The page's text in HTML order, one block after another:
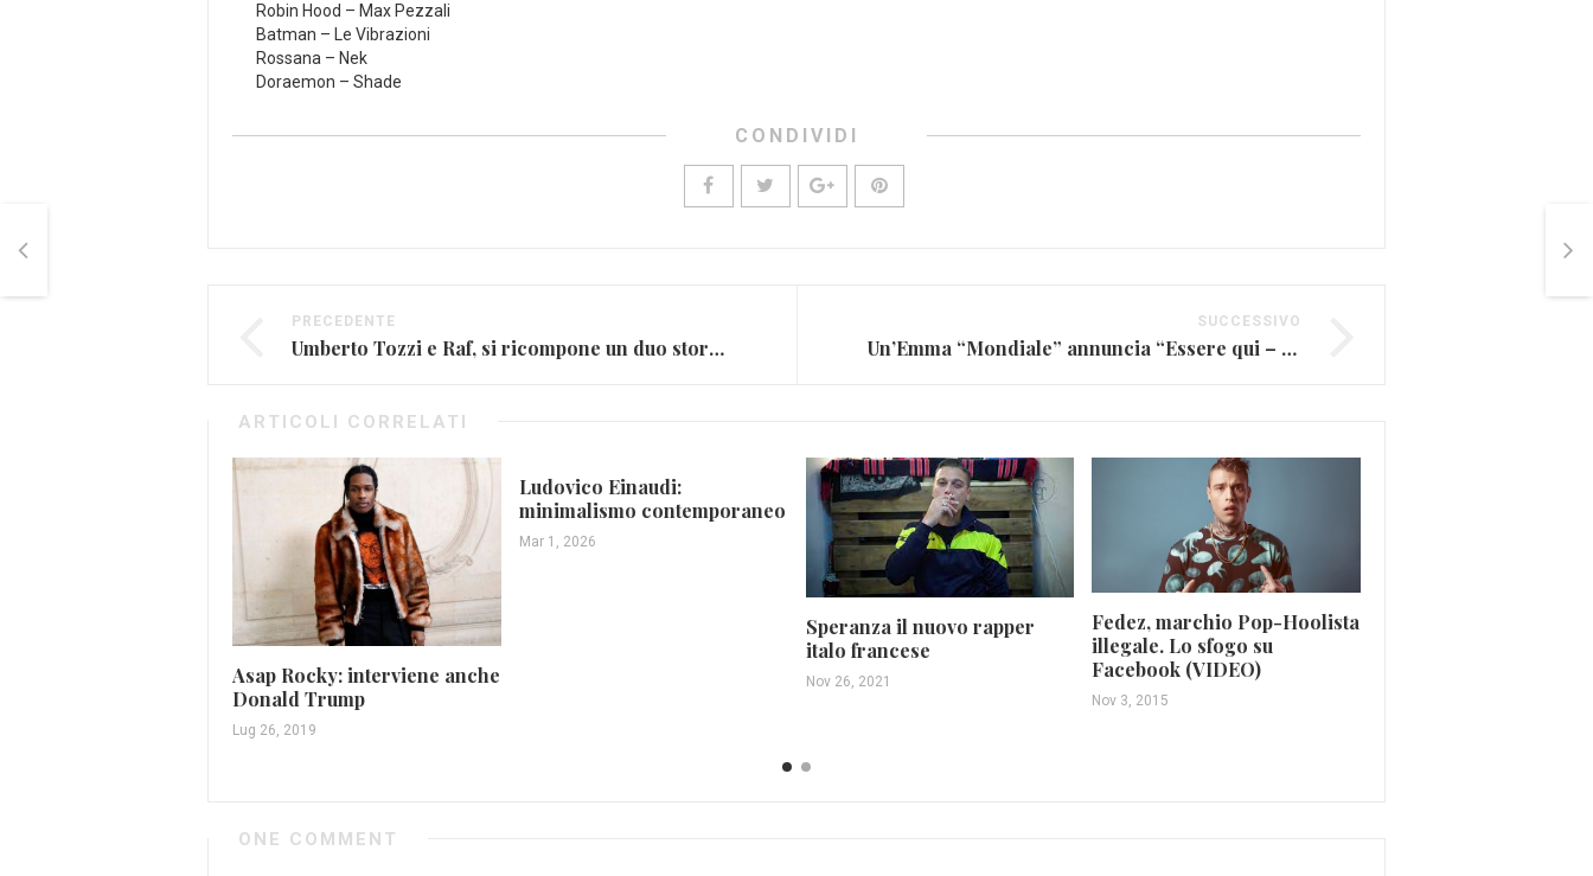
Robin Hood – Max Pezzali
Batman – Le Vibrazioni
Rossana – Nek
Doraemon – Shade
CONDIVIDI
PRECEDENTE
Umberto Tozzi e Raf, si ricompone un duo storico: singolo, disco e tour insieme
SUCCESSIVO
Un’Emma “Mondiale” annuncia “Essere qui – Boom Edition”
ARTICOLI CORRELATI
Asap Rocky: interviene anche
Donald Trump
Lug 26, 2019
Ludovico Einaudi:
minimalismo contemporaneo
Mar 1, 2026
Speranza il nuovo rapper
italo francese
Nov 26, 2021
Fedez, marchio Pop-Hoolista
illegale. Lo sfogo su
Facebook (VIDEO)
Nov 3, 2015
ONE COMMENT